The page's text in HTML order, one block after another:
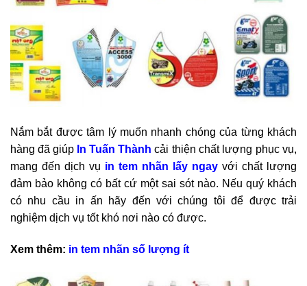
Nắm bắt được tâm lý muốn nhanh chóng của từng khách
hàng đã giúp In Tuấn Thành cải thiện chất lượng phục vụ,
mang đến dịch vụ in tem nhãn lấy ngay với chất lượng
đảm bảo không có bất cứ một sai sót nào. Nếu quý khách
có nhu cầu in ấn hãy đến với chúng tôi để được trải
nghiệm dịch vụ tốt khó nơi nào có được.
Xem thêm: in tem nhãn số lượng ít